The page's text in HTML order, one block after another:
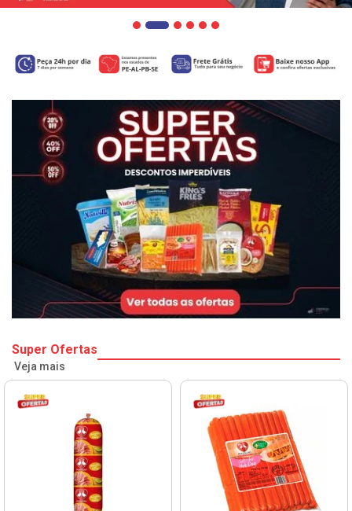
Super Ofertas
Veja mais